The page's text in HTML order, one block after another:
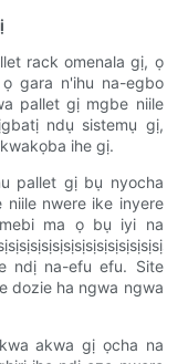
rack omenala gị, ọ
gara n'ihu na-egbo
pallet gị mgbe niile
ndụ sistemụ gị,
ihe gị.
pallet gị bụ nyocha
nwere ike inyere
ma ọ bụ iyi na
ndị na-efu efu. Site
dozie ha ngwa ngwa
akwa gị ọcha na